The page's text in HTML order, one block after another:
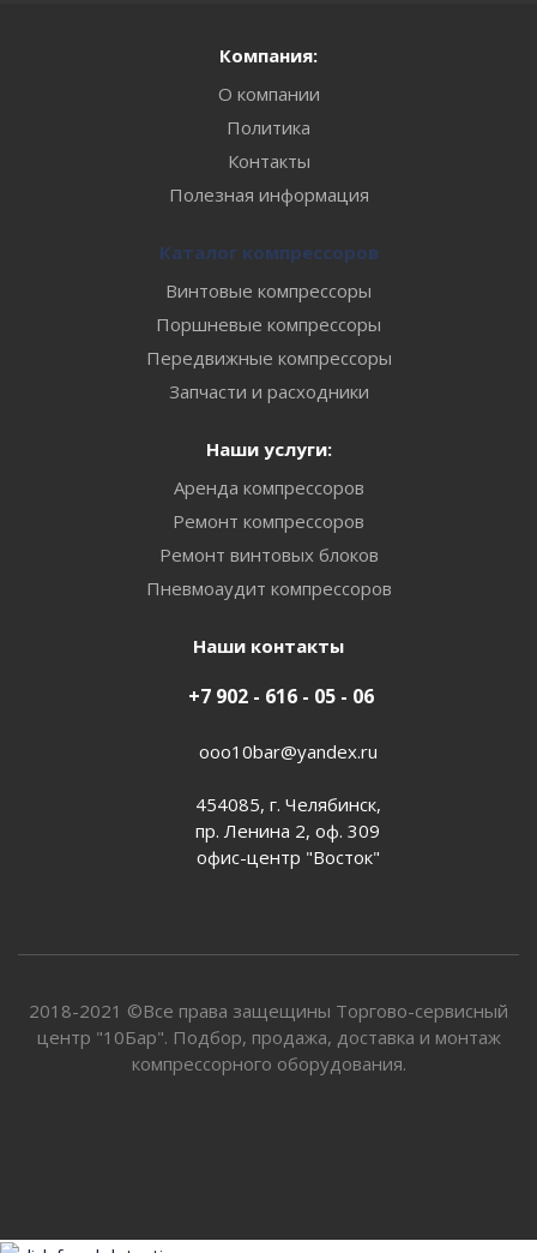
Компания:
О компании
Политика
Контакты
Полезная информация
Каталог компрессоров
Винтовые компрессоры
Поршневые компрессоры
Передвижные компрессоры
Запчасти и расходники
Наши услуги:
Аренда компрессоров
Ремонт компрессоров
Ремонт винтовых блоков
Пневмоаудит компрессоров
Наши контакты
+7 902 - 616 - 05 - 06
ooo10bar@yandex.ru
454085, г. Челябинск,
пр. Ленина 2, оф. 309
офис-центр "Восток"
2018-2021 ©Все права защещины Торгово-сервисный
центр "10Бар". Подбор, продажа, доставка и монтаж
компрессорного оборудования.